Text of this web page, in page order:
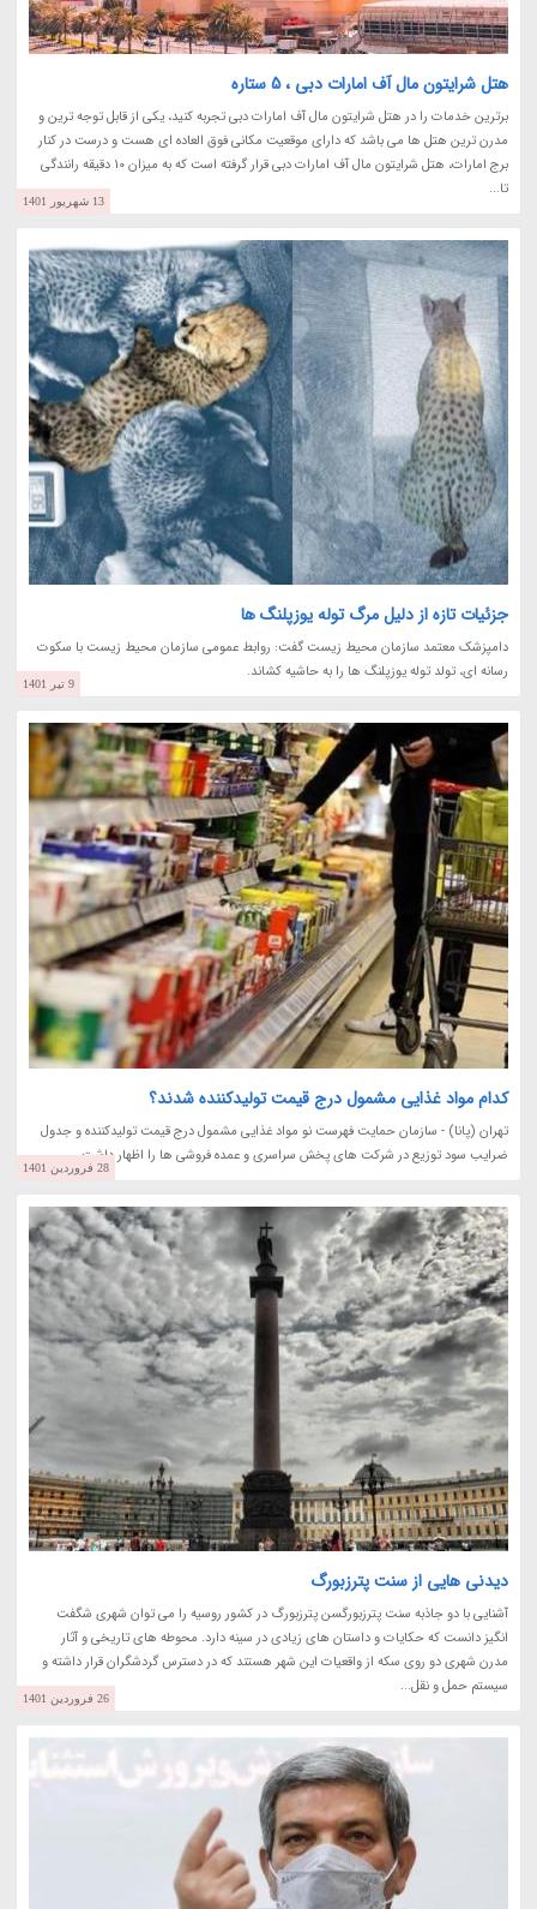
هتل شرایتون مال آف امارات دبی ، 5 ستاره
برترین خدمات را در هتل شرایتون مال آف امارات دبی تجربه کنید، یکی از قابل توجه ترین و
مدرن ترین هتل ها می باشد که دارای موقعیت مکانی فوق العاده ای هست و درست در کنار
برج امارات، هتل شرایتون مال آف امارات دبی قرار گرفته است که به میزان 10 دقیقه رانندگی
تا...
13 شهریور 1401
جزئیات تازه از دلیل مرگ توله یوزپلنگ ها
دامپزشک معتمد سازمان محیط زیست گفت: روابط عمومی سازمان محیط زیست با سکوت
رسانه ای، تولد توله یوزپلنگ ها را به حاشیه کشاند.
9 تیر 1401
کدام مواد غذایی مشمول درج قیمت تولیدکننده شدند؟
تهران (پانا) - سازمان حمایت فهرست نو مواد غذایی مشمول درج قیمت تولیدکننده و جدول
ضرایب سود توزیع در شرکت های پخش سراسری و عمده فروشی ها را اظهار داشت.
28 فروردین 1401
دیدنی هایی از سنت پترزبورگ
آشنایی با دو جاذبه سنت پترزبورگسن پترزبورگ در کشور روسیه را می توان شهری شگفت
انگیز دانست که حکایات و داستان های زیادی در سینه دارد. محوطه های تاریخی و آثار
مدرن شهری دو روی سکه از واقعیات این شهر هستند که در دسترس گردشگران قرار داشته و
سیستم حمل و نقل...
26 فروردین 1401